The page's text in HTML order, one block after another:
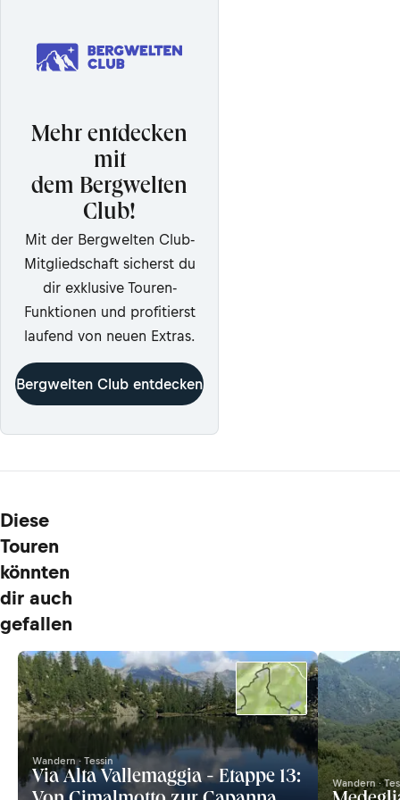
Mehr entdecken
mit
dem Bergwelten
Club!
Mit der Bergwelten Club-
Mitgliedschaft sicherst du
dir exklusive Touren-
Funktionen und profitierst
laufend von neuen Extras.
Bergwelten Club entdecken
Diese
Touren
könnten
dir auch
gefallen
Wandern · Tessin
Via Alta Vallemaggia - Etappe 13:
Wandern ·